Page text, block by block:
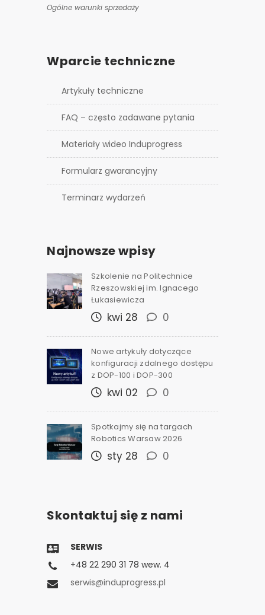
Ogólne warunki sprzedaży
Wparcie techniczne
Artykuły techniczne
FAQ – często zadawane pytania
Materiały wideo Induprogress
Formularz gwarancyjny
Terminarz wydarzeń
Najnowsze wpisy
Szkolenie na Politechnice
Rzeszowskiej im. Ignacego
Łukasiewicza
kwi 28 0
Nowe artykuły dotyczące
konfiguracji zdalnego dostępu
z DOP-100 i DOP-300
kwi 02 0
Spotkajmy się na targach
Robotics Warsaw 2026
sty 28 0
Skontaktuj się z nami
SERWIS
+48 22 290 31 78 wew. 4
serwis@induprogress.pl